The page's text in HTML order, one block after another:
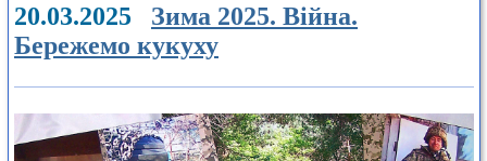
20.03.2025 Зима 2025. Війна.
Бережемо кукуху